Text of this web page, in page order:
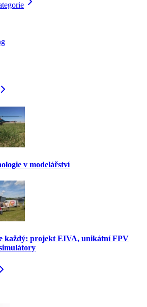
v modelářství
každý: projekt EIVA, unikátní FPV